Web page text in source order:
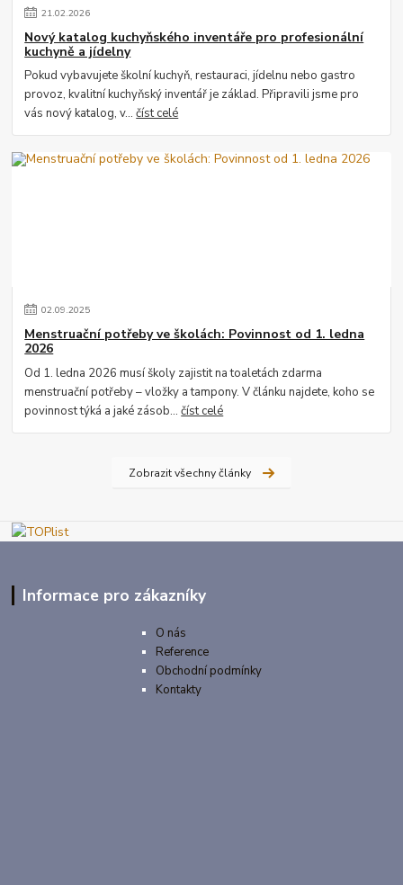
21.02.2026
Nový katalog kuchyňského inventáře pro profesionální
kuchyně a jídelny
Pokud vybavujete školní kuchyň, restauraci, jídelnu nebo gastro
provoz, kvalitní kuchyňský inventář je základ. Připravili jsme pro
vás nový katalog, v...číst celé
02.09.2025
Menstruační potřeby ve školách: Povinnost od 1. ledna
2026
Od 1. ledna 2026 musí školy zajistit na toaletách zdarma
menstruační potřeby – vložky a tampony. V článku najdete, koho se
povinnost týká a jaké zásob...číst celé
Zobrazit všechny články
Informace pro zákazníky
O nás
Reference
Obchodní podmínky
Kontakty